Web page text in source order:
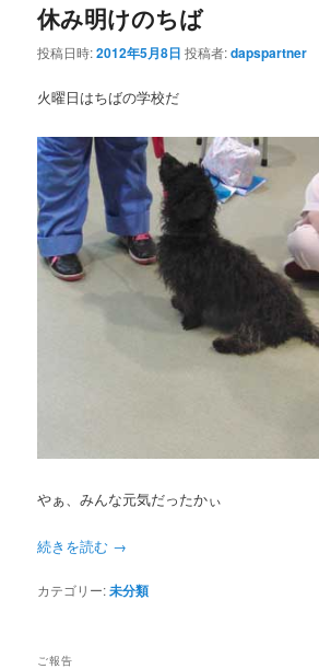
休み明けのちば
投稿日時:2012年5月8日 投稿者:dapspartner
火曜日はちばの学校だ
やぁ、みんな元気だったかぃ
続きを読む →
カテゴリー:未分類
ご報告